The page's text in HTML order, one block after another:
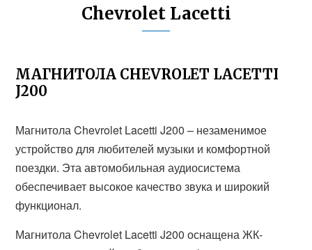
Chevrolet Lacetti
МАГНИТОЛА CHEVROLET LACETTI
J200
Магнитола Chevrolet Lacetti J200 – незаменимое
устройство для любителей музыки и комфортной
поездки. Эта автомобильная аудиосистема
обеспечивает высокое качество звука и широкий
функционал.
Магнитола Chevrolet Lacetti J200 оснащена ЖК-